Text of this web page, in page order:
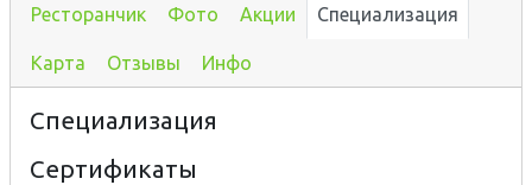
Ресторанчик Фото Акции Специализация
Карта Отзывы Инфо
Специализация
Сертификаты